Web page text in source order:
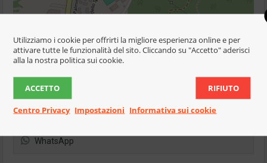
Leaflet OpenStreetMap
Condividi
Facebook
Twitter
WhatsApp
Utilizziamo i cookie per offrirti la migliore esperienza online e per
attivare tutte le funzionalità del sito. Cliccando su "Accetto" aderisci
alla la nostra politica sui cookie.
ACCETTO RIFIUTO
Centro Privacy Impostazioni Informativa sui cookie